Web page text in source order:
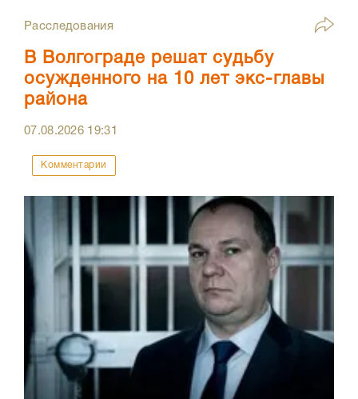
Расследования
В Волгограде решат судьбу
осужденного на 10 лет экс-главы
района
07.08.2026 19:31
Комментарии